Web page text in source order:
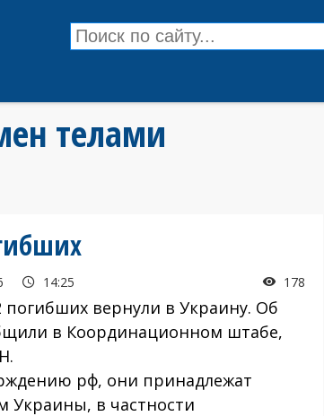
телами
14:25 178
погибших вернули в Украину. Об
в Координационном штабе,
рф, они принадлежат
Украины, в частности